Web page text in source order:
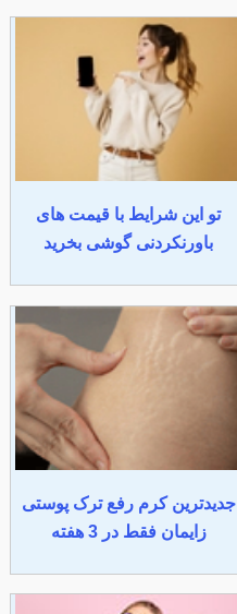
تو این شرایط با قیمت های
باورنکردنی گوشی بخرید
جدیدترین کرم رفع ترک پوستی
زایمان فقط در 3 هفته